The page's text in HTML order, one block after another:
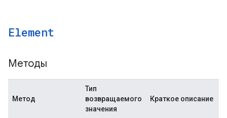
Element
Методы
Метод
Тип
возвращаемого
значения
Краткое описание